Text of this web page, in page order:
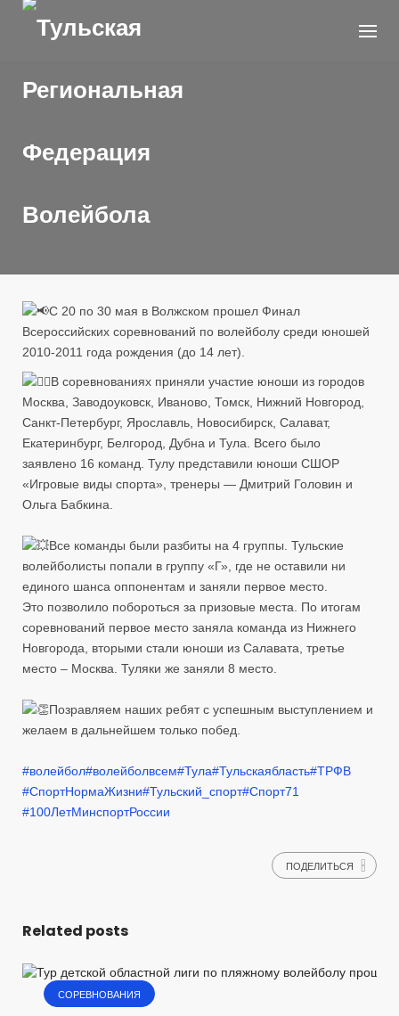
Skip
С 20 по 30 мая в Волжском прошел Финал
Всероссийских соревнований по волейболу среди юношей
2010-2011 года рождения (до 14 лет).
В соревнованиях приняли участие юноши из городов
Москва, Заводоуковск, Иваново, Томск, Нижний Новгород,
Санкт-Петербург, Ярославль, Новосибирск, Салават,
Екатеринбург, Белгород, Дубна и Тула. Всего было
заявлено 16 команд. Тулу представили юноши СШОР
«Игровые виды спорта», тренеры — Дмитрий Головин и
Ольга Бабкина.
Все команды были разбиты на 4 группы. Тульские
волейболисты попали в группу «Г», где не оставили ни
единого шанса оппонентам и заняли первое место.
Это позволило побороться за призовые места. По итогам
соревнований первое место заняла команда из Нижнего
Новгорода, вторыми стали юноши из Салавата, третье
место – Москва. Туляки же заняли 8 место.
Позравляем наших ребят с успешным выступлением и
желаем в дальнейшем только побед.
#волейбол#волейболвсем#Тула#Тульскаябласть#ТРФВ
#СпортНормаЖизни#Тульский_спорт#Спорт71
#100ЛетМинспортРоссии
ПОДЕЛИТЬСЯ
Related posts
СОРЕВНОВАНИЯ